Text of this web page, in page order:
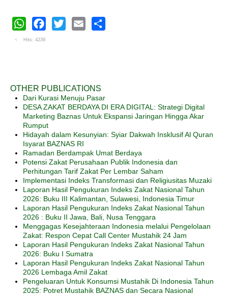
WhatsAppFacebook
Hits: 4239
OTHER PUBLICATIONS
Dari Kurasi Menuju Pasar
DESA ZAKAT BERDAYA DI ERA DIGITAL: Strategi Digital
Marketing Baznas Untuk Ekspansi Jaringan Hingga Akar
Rumput
Hidayah dalam Kesunyian: Syiar Dakwah Insklusif Al Quran
Isyarat BAZNAS RI
Ramadan Berdampak Umat Berdaya
Potensi Zakat Perusahaan Publik Indonesia dan
Perhitungan Tarif Zakat Per Lembar Saham
Implementasi Indeks Transformasi dan Religiusitas Muzaki
Laporan Hasil Pengukuran Indeks Zakat Nasional Tahun
2026: Buku III Kalimantan, Sulawesi, Indonesia Timur
Laporan Hasil Pengukuran Indeks Zakat Nasional Tahun
2026 : Buku II Jawa, Bali, Nusa Tenggara
Menggagas Kesejahteraan Indonesia melalui Pengelolaan
Zakat: Respon Cepat Call Center Mustahik 24 Jam
Laporan Hasil Pengukuran Indeks Zakat Nasional Tahun
2026: Buku I Sumatra
Laporan Hasil Pengukuran Indeks Zakat Nasional Tahun
2026 Lembaga Amil Zakat
Pengeluaran Untuk Konsumsi Mustahik Di Indonesia Tahun
2025: Potret Mustahik BAZNAS dan Secara Nasional